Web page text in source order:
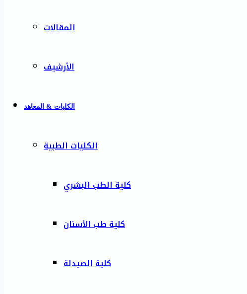
المقالات
الأرشيف
الكليات & المعاهد
الكليات الطبية
كلية الطب البشري
كلية طب الأسنان
كلية الصيدلة